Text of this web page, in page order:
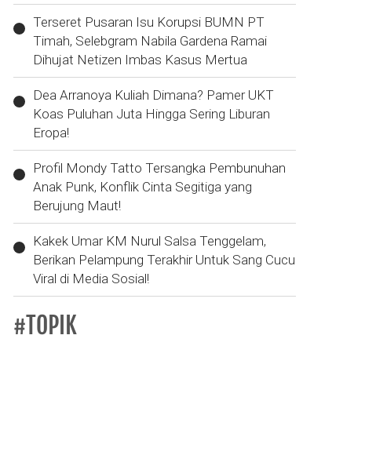
Terseret Pusaran Isu Korupsi BUMN PT
Timah, Selebgram Nabila Gardena Ramai
Dihujat Netizen Imbas Kasus Mertua
Dea Arranoya Kuliah Dimana? Pamer UKT
Koas Puluhan Juta Hingga Sering Liburan
Eropa!
Profil Mondy Tatto Tersangka Pembunuhan
Anak Punk, Konflik Cinta Segitiga yang
Berujung Maut!
Kakek Umar KM Nurul Salsa Tenggelam,
Berikan Pelampung Terakhir Untuk Sang Cucu
Viral di Media Sosial!
#TOPIK